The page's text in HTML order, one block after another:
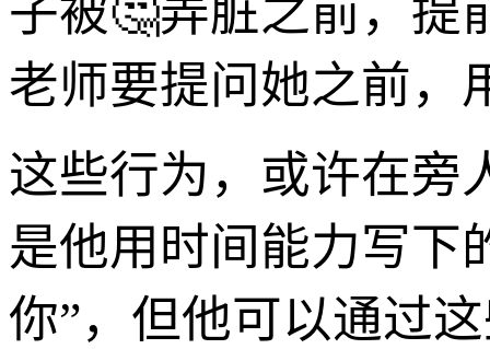
子被🤔弄脏之前，提
老师要提问她之前，
这些行为，或许在旁
是他用时间能力写下
你”，但他可以通过